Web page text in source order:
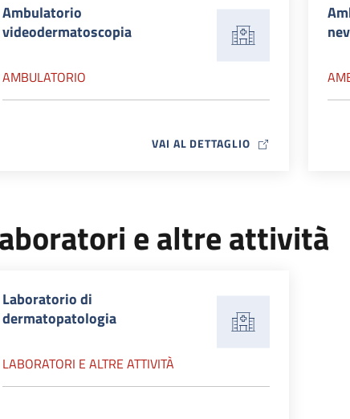
Ambulatorio
videodermatoscopia
AMBULATORIO
VAI AL DETTAGLIOMAP ICON
e altre attività
Laboratorio di
dermatopatologia
LABORATORI E ALTRE ATTIVITÀ